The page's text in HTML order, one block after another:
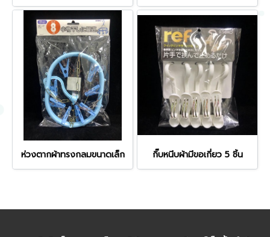
ห่วงตากผ้าทรงกลมขนาดเล็ก กิ๊บหนีบผ้ามีขอเกี่ยว 5 ชิ้น